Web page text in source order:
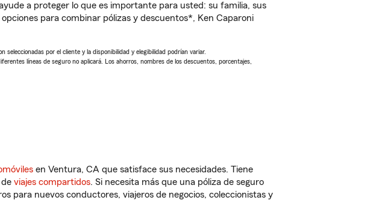
a proteger lo que es importante para usted: su familia, sus
para combinar pólizas y descuentos*, Ken Caparoni
por el cliente y la disponibilidad y elegibilidad podrían variar.
líneas de seguro no aplicará. Los ahorros, nombres de los descuentos, porcentajes,
en Ventura, CA que satisface sus necesidades. Tiene
viajes compartidos. Si necesita más que una póliza de seguro
para nuevos conductores, viajeros de negocios, coleccionistas y